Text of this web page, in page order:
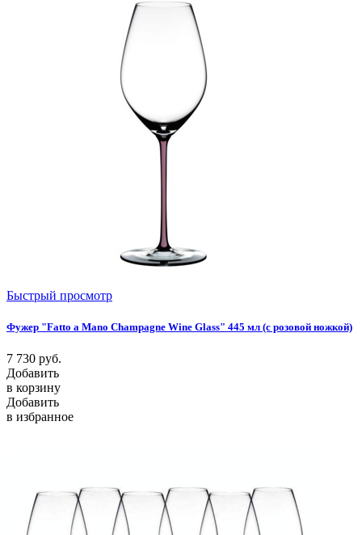
Быстрый просмотр
Фужер "Fatto a Mano Champagne Wine Glass" 445 мл (с розовой ножкой)
7 730 руб.
Добавить
в корзину
Добавить
в избранное